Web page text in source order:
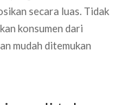
secara luas. Tidak
konsumen dari
mudah ditemukan